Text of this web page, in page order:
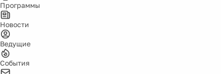
Программы
Новости
Ведущие
События